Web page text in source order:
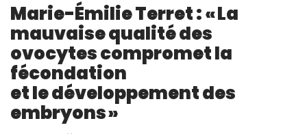
Marie-Émilie Terret : « La
mauvaise qualité des
ovocytes compromet la
fécondation
et le développement des
embryons »